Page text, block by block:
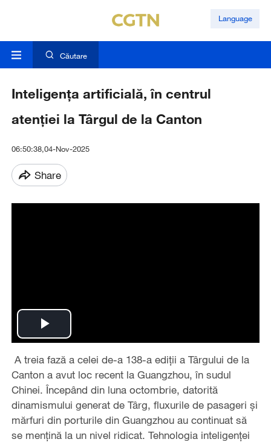
Language
Căutare
Inteligența artificială, în centrul
atenției la Târgul de la Canton
06:50:38,04-Nov-2025
Share
Play
Video
A treia fază a celei de-a 138-a ediții a Târgului de la
Canton a avut loc recent la Guangzhou, în sudul
Chinei. Începând din luna octombrie, datorită
dinamismului generat de Târg, fluxurile de pasageri și
mărfuri din porturile din Guangzhou au continuat să
se mențină la un nivel ridicat. Tehnologia inteligenței